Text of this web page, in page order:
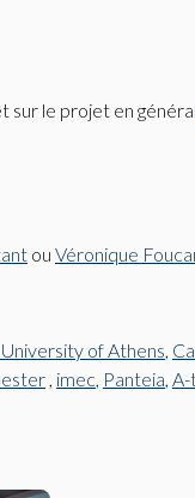
sur le projet en général
ou Véronique
of Athens,
, imec, Panteia,